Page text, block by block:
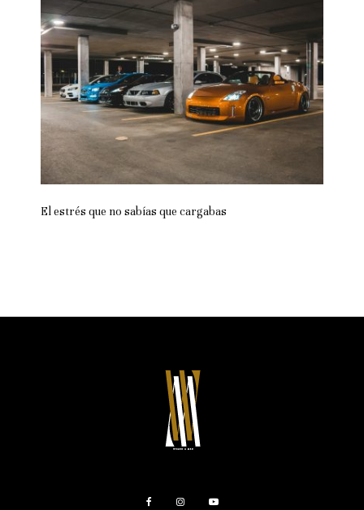
El estrés que no sabías que cargabas